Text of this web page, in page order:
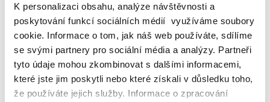
K personalizaci obsahu, analýze návštěvnosti a
poskytování funkcí sociálních médií využíváme soubory
cookie. Informace o tom, jak náš web používáte, sdílíme
se svými partnery pro sociální média a analýzy. Partneři
tyto údaje mohou zkombinovat s dalšími informacemi,
které jste jim poskytli nebo které získali v důsledku toho,
že používáte jejich služby. Informace o zpracování
Dokumenty ke stažení
Finanční zpravodaj číslo 35/2020
(244 kB)